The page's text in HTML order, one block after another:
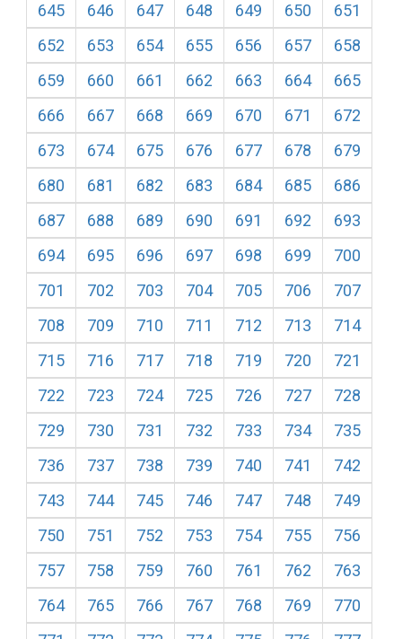
645
646 647 648 649 650
651
652
653 654 655 656 657
658
659
660 661 662 663 664
665
666
667 668 669 670 671
672
673
674 675 676 677 678
679
680
681 682 683 684 685
686
687
688 689 690 691 692
693
694
695 696 697 698 699
700
701
702 703 704 705 706
707
708
709 710 711 712 713
714
715
716 717 718 719 720
721
722
723 724 725 726 727
728
729
730 731 732 733 734
735
736
737 738 739 740 741
742
743
744 745 746 747 748
749
750
751 752 753 754 755
756
757
758 759 760 761 762
763
764
765 766 767 768 769
770